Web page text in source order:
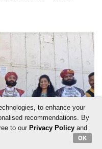
to enhance your
recommendations. By
to our Privacy Policyand
OK